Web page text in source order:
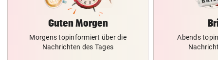
Guten Morgen
Morgens topinformiert über die
Nachrichten des Tages
Abends